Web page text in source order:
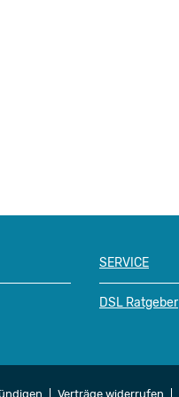
SERVICE
DSL Ratgeber
Verträge widerrufen